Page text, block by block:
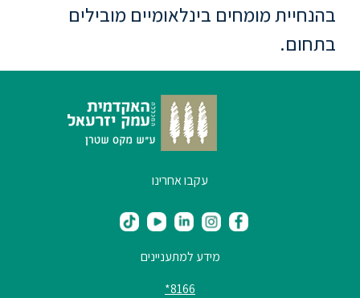
בהנחיית מומחים בינלאומיים מובילים
בתחום.
עקבו אחרינו
מידע למתעניינים
8166*